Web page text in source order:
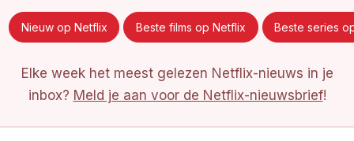
Nieuw op Netflix Beste films op Netflix Beste series
Elke week het meest gelezen Netflix-nieuws in je
inbox? Meld je aan voor de Netflix-nieuwsbrief!